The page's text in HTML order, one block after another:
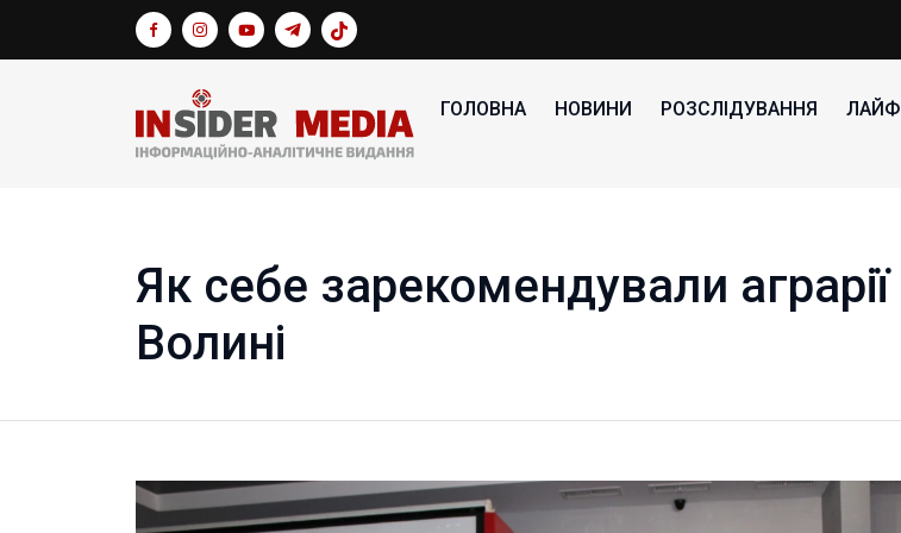
ГОЛОВНА НОВИНИ РОЗСЛІДУВАННЯ ЛАЙФ
Як себе зарекомендували аграрії
Волині